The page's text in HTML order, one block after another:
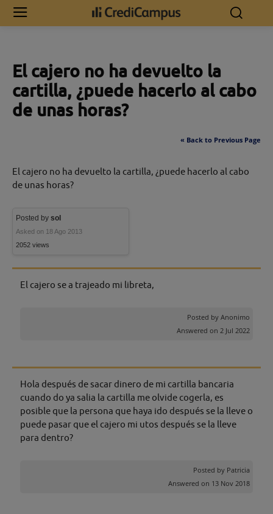
Inicio
El cajero no ha devuelto la cartilla, ¿puede hacerlo al cabo de
El cajero no ha devuelto la
cartilla, ¿puede hacerlo al cabo
de unas horas?
« Back to Previous Page
El cajero no ha devuelto la cartilla, ¿puede hacerlo al cabo
de unas horas?
Posted by sol
Asked on 18 Ago 2013
2052 views
El cajero se a trajeado mi libreta,
Posted by Anonimo
Answered on 2 Jul 2022
Hola después de sacar dinero de mi cartilla bancaria
cuando do ya salia la cartilla me olvide cogerla, es
posible que la persona que haya ido después se la lleve o
puede pasar que el cajero mi utos después se la lleve
para dentro?
Posted by Patricia
Answered on 13 Nov 2018